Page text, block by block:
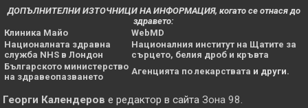
ДОПЪЛНИТЕЛНИ ИЗТОЧНИЦИ НА ИНФОРМАЦИЯ, когато се отнася до
здравето:
Клиника Майо
WebMD
Националната здравна
служба NHS в Лондон
Националния институт на Щатите за
сърцето, белия дроб и кръвта
Българското министерство
на здравеопазването
Агенцията по лекарствата и други.
Георги Календеров е редактор в сайтаЗона 98.